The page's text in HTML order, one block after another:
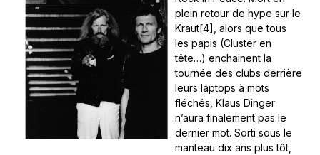
plein retour de hype sur le
Kraut[4]
, alors que tous
les papis (Cluster en
tête…) enchainent la
tournée des clubs derrière
leurs laptops à mots
fléchés, Klaus Dinger
n’aura finalement pas le
dernier mot. Sorti sous le
manteau dix ans plus tôt,